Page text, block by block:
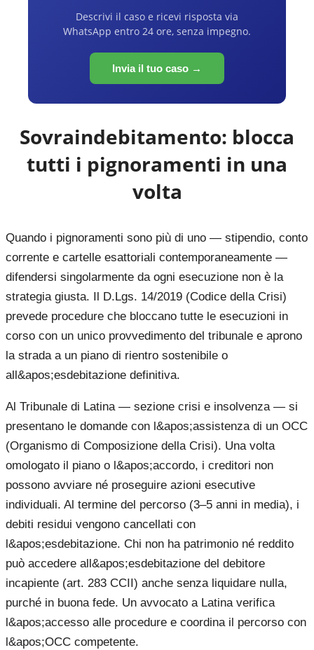
Descrivi il caso e ricevi risposta via
WhatsApp entro 24 ore, senza impegno.
Invia il tuo caso →
Sovraindebitamento: blocca
tutti i pignoramenti in una
volta
Quando i pignoramenti sono più di uno — stipendio, conto
corrente e cartelle esattoriali contemporaneamente —
difendersi singolarmente da ogni esecuzione non è la
strategia giusta. Il D.Lgs. 14/2019 (Codice della Crisi)
prevede procedure che bloccano tutte le esecuzioni in
corso con un unico provvedimento del tribunale e aprono
la strada a un piano di rientro sostenibile o
all&apos;esdebitazione definitiva.
Al Tribunale di Latina — sezione crisi e insolvenza — si
presentano le domande con l&apos;assistenza di un OCC
(Organismo di Composizione della Crisi). Una volta
omologato il piano o l&apos;accordo, i creditori non
possono avviare né proseguire azioni esecutive
individuali. Al termine del percorso (3–5 anni in media), i
debiti residui vengono cancellati con
l&apos;esdebitazione. Chi non ha patrimonio né reddito
può accedere all&apos;esdebitazione del debitore
incapiente (art. 283 CCII) anche senza liquidare nulla,
purché in buona fede. Un avvocato a Latina verifica
l&apos;accesso alle procedure e coordina il percorso con
l&apos;OCC competente.